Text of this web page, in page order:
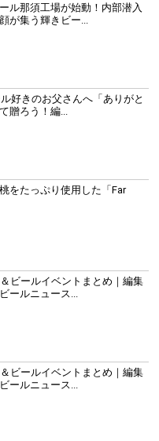
ル那須工場が始動！内部潜入
が集う輝きビー...
ル好きのお父さんへ「ありがと
贈ろう！編...
をたっぷり使用した「Far
＆ビールイベントまとめ｜編集
ールニュース...
＆ビールイベントまとめ｜編集
ールニュース...